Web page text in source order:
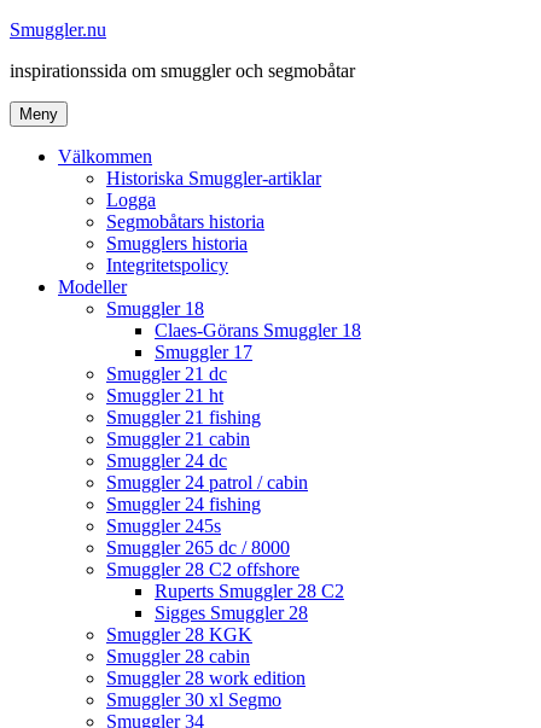
Hoppa
innehåll
Smuggler.nu
inspirationssida om smuggler och segmobåtar
Meny
Välkommen
Historiska Smuggler-artiklar
Logga
Segmobåtars historia
Smugglers historia
Integritetspolicy
Modeller
Smuggler 18
Claes-Görans Smuggler 18
Smuggler 17
Smuggler 21 dc
Smuggler 21 ht
Smuggler 21 fishing
Smuggler 21 cabin
Smuggler 24 dc
Smuggler 24 patrol / cabin
Smuggler 24 fishing
Smuggler 245s
Smuggler 265 dc / 8000
Smuggler 28 C2 offshore
Ruperts Smuggler 28 C2
Sigges Smuggler 28
Smuggler 28 KGK
Smuggler 28 cabin
Smuggler 28 work edition
Smuggler 30 xl Segmo
Smuggler 34